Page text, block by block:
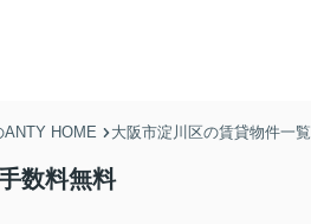
ANTY HOME 大阪市淀川区の賃貸物件一覧
数料無料